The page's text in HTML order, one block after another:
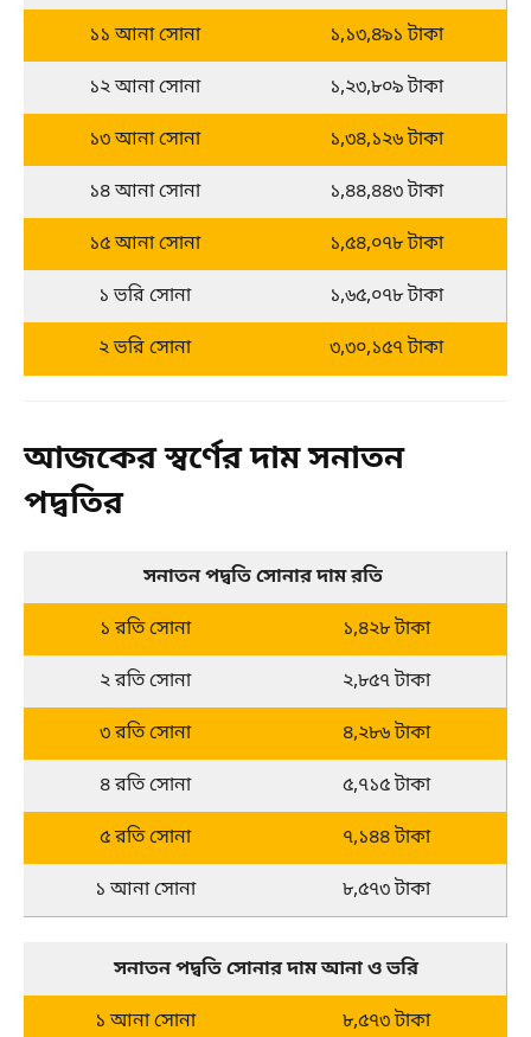
১১ আনা সোনা
১,১৩,৪৯১ টাকা
১২ আনা সোনা
১,২৩,৮০৯ টাকা
১৩ আনা সোনা
১,৩৪,১২৬ টাকা
১৪ আনা সোনা
১,৪৪,৪৪৩ টাকা
১৫ আনা সোনা
১,৫৪,০৭৮ টাকা
১ ভরি সোনা
১,৬৫,০৭৮ টাকা
২ ভরি সোনা
৩,৩০,১৫৭ টাকা
আজকের স্বর্ণের দাম সনাতন
পদ্বতির
সনাতন পদ্বতি সোনার দাম রতি
১ রতি সোনা
১,৪২৮ টাকা
২ রতি সোনা
২,৮৫৭ টাকা
৩ রতি সোনা
৪,২৮৬ টাকা
৪ রতি সোনা
৫,৭১৫ টাকা
৫ রতি সোনা
৭,১৪৪ টাকা
১ আনা সোনা
৮,৫৭৩ টাকা
সনাতন পদ্বতি সোনার দাম আনা ও ভরি
১ আনা সোনা
৮,৫৭৩ টাকা